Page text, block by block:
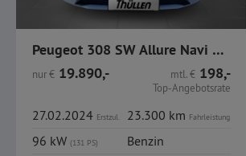
Peugeot 308 SW Allure Navi LED CarPlay 1.2 Turbo Benzin
nur€ 19.890,- mtl.€ 198,-
Top-Angebotsrate
27.02.2024 Erstzul. 23.300 km Fahrleistung
96 kW (131 PS)
Benzin